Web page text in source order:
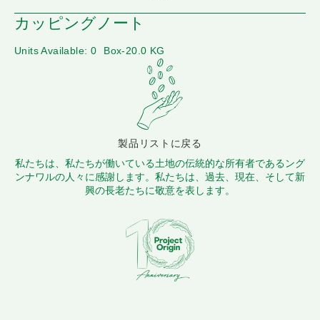
カッピングノート
Units Available: 0 Box-20.0 KG
製品リストに戻る
私たちは、私たちが働いている土地の伝統的な所有者であるング
ンナワルの人々に感謝します。私たちは、過去、現在、そして新
興の長老たちに敬意を表します。